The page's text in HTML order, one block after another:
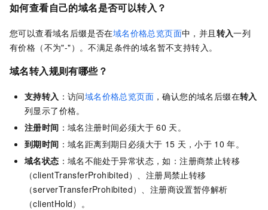
如何查看自己的域名是否可以转入？
您可以查看域名后缀是否在域名价格总览页面中，并且 转入一列
有价格（不为"-"）。不满足条件的域名暂不支持转入。
域名转入规则有哪些？
支持转入 ：访问域名价格总览页面 ，确认您的域名后缀在转入
列显示了价格。
注册时间 ：域名注册时间必须大于 60 天。
到期时间 ：域名距离到期日必须大于 15 天，小于 10 年。
域名状态 ：域名不能处于异常状态，如：注册商禁止转移
（clientTransferProhibited）、注册局禁止转移
（serverTransferProhibited）、注册商设置暂停解析
（clientHold）。